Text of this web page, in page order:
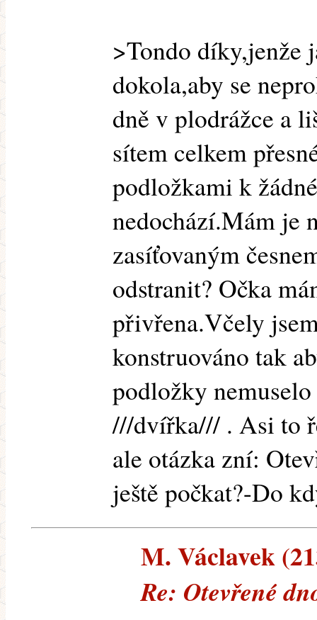
>Tondo díky,jenže
dokola,aby se
dně v plodrážce a
sítem celkem
podložkami k
nedochází.Mám je
zasíťovaným
odstranit? Očka
přivřena.Včely
konstruováno tak
podložky
///dvířka/// . Asi to
ale otázka zní:
ještě počkat?-Do
M. Václavek
Re: Otevřené